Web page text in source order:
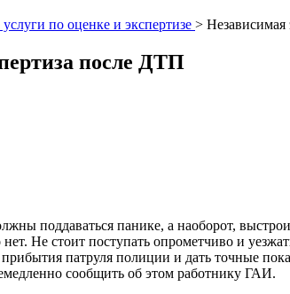
по оценке и экспертизе > Независимая
после ДТП
поддаваться панике, а наоборот,
нет. Не стоит поступать опрометчиво и
патруля полиции и дать точные
сообщить об этом работнику ГАИ.